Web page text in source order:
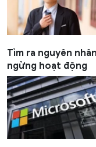
Tìm ra nguyên
ngừng hoạt động